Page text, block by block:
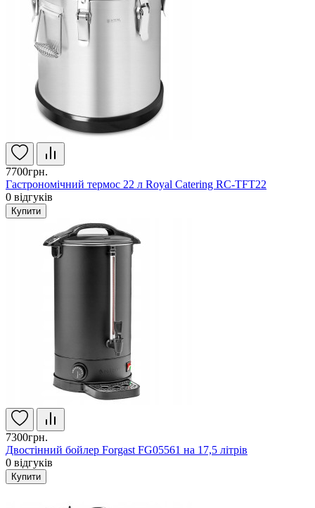
7700грн.
Гастрономічний термос 22 л Royal Catering RC-TFT22
0 відгуків
Купити
7300грн.
Двостінний бойлер Forgast FG05561 на 17,5 літрів
0 відгуків
Купити